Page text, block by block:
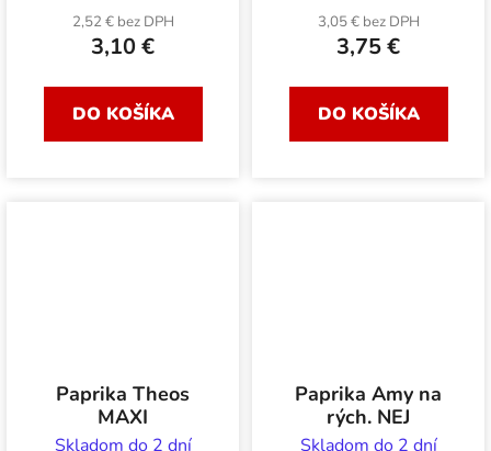
2,52 € bez DPH
3,10 €
DO KOŠÍKA
3,05 € bez DPH
3,75 €
DO KOŠÍKA
Paprika Theos
MAXI
Skladom do 2 dní
Paprika Amy na
rých. NEJ
Skladom do 2 dní